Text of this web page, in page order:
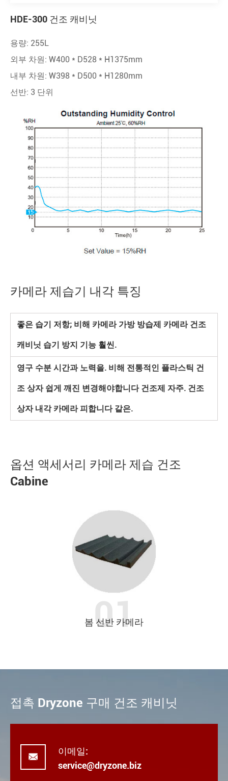
HDE-300 건조 캐비닛
용량: 255L
외부 차원: W400 * D528 * H1375mm
내부 차원: W398 * D500 * H1280mm
선반: 3 단위
카메라 제습기 내각 특징
좋은 습기 저항; 비해 카메라 가방 방습제 카메라 건조
캐비닛 습기 방지 기능 훨씬.
영구 수분 시간과 노력을. 비해 전통적인 플라스틱 건
조 상자 쉽게 깨진 변경해야합니다 건조제 자주. 건조
상자 내각 카메라 피합니다 같은.
옵션 액세서리 카메라 제습 건조
Cabine
봄 선반 카메라
접촉 Dryzone 구매 건조 캐비닛

이메일:
service@dryzone.biz